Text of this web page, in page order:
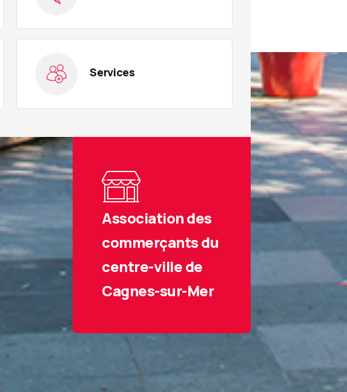
Services
Association des
commerçants du
centre-ville de
Cagnes-sur-Mer